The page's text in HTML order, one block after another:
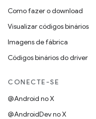
Como fazer o download
Visualizar códigos binários
Imagens de fábrica
Códigos binários do driver
CONECTE-SE
@Android no X
@AndroidDev no X